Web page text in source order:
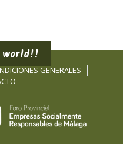
GENERALES